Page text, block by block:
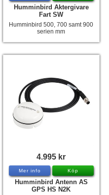
Humminbird Aktergivare
Fart SW
Humminbird 500, 700 samt 900
serien mm
4.995 kr
Mer info Köp
Humminbird Antenn AS
GPS HS N2K